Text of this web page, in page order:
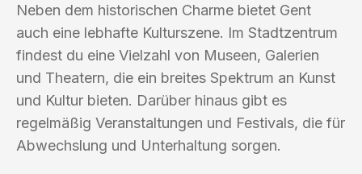
Neben dem historischen Charme bietet Gent
auch eine lebhafte Kulturszene. Im Stadtzentrum
findest du eine Vielzahl von Museen, Galerien
und Theatern, die ein breites Spektrum an Kunst
und Kultur bieten. Darüber hinaus gibt es
regelmäßig Veranstaltungen und Festivals, die für
Abwechslung und Unterhaltung sorgen.